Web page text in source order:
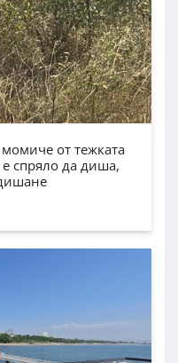
от тежката
е спряло да диша,